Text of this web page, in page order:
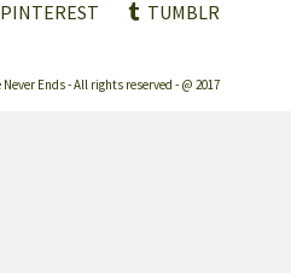
PINTEREST TUMBLR
Ends - All rights reserved - @ 2017